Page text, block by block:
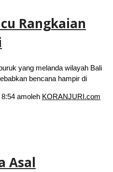
Rangkaian
yang melanda wilayah Bali
bencana hampir di
amoleh KORANJURI.com
Asal